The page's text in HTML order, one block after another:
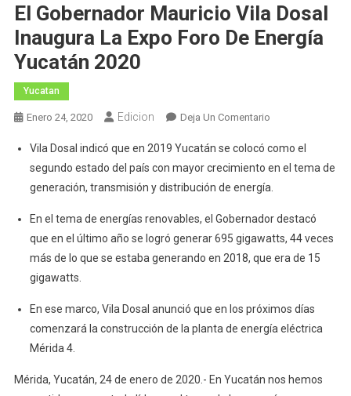
El Gobernador Mauricio Vila Dosal
Inaugura La Expo Foro De Energía
Yucatán 2020
Yucatan
Enero 24, 2020 Edicion Deja Un ComentarioEn
Gobernador
Mauricio
Vila
Inaugura
La
Expo
Energía
Yucatán
Vila Dosal indicó que en 2019 Yucatán se colocó como el
segundo estado del país con mayor crecimiento en el tema de
generación, transmisión y distribución de energía.
En el tema de energías renovables, el Gobernador destacó
que en el último año se logró generar 695 gigawatts, 44 veces
más de lo que se estaba generando en 2018, que era de 15
gigawatts.
En ese marco, Vila Dosal anunció que en los próximos días
comenzará la construcción de la planta de energía eléctrica
Mérida 4.
Mérida, Yucatán, 24 de enero de 2020.- En Yucatán nos hemos